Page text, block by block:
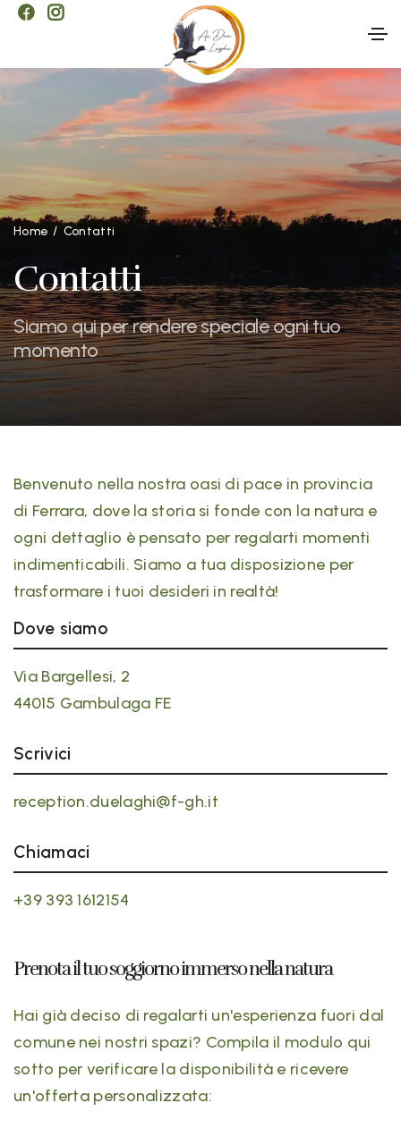
Home Contatti
Contatti
Siamo qui per rendere speciale ogni tuo
momento
Benvenuto nella nostra oasi di pace in provincia
di Ferrara, dove la storia si fonde con la natura e
ogni dettaglio è pensato per regalarti momenti
indimenticabili. Siamo a tua disposizione per
trasformare i tuoi desideri in realtà!
Dove siamo
Via Bargellesi, 2
44015 Gambulaga FE
Scrivici
reception.duelaghi@f-gh.it
Chiamaci
+39 393 1612154
Prenota il tuo soggiorno immerso nella natura
Hai già deciso di regalarti un'esperienza fuori dal
comune nei nostri spazi? Compila il modulo qui
sotto per verificare la disponibilità e ricevere
un'offerta personalizzata: